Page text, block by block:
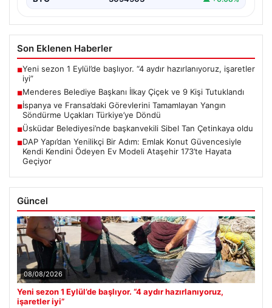
Son Eklenen Haberler
■Yeni sezon 1 Eylül’de başlıyor. “4 aydır hazırlanıyoruz, işaretler
iyi”
■Menderes Belediye Başkanı İlkay Çiçek ve 9 Kişi Tutuklandı
■İspanya ve Fransa’daki Görevlerini Tamamlayan Yangın
Söndürme Uçakları Türkiye’ye Döndü
■Üsküdar Belediyesi’nde başkanvekili Sibel Tan Çetinkaya oldu
■DAP Yapı’dan Yenilikçi Bir Adım: Emlak Konut Güvencesiyle
Kendi Kendini Ödeyen Ev Modeli Ataşehir 173’te Hayata
Geçiyor
Güncel
08/08/2026
Yeni sezon 1 Eylül’de başlıyor. “4 aydır hazırlanıyoruz,
işaretler iyi”